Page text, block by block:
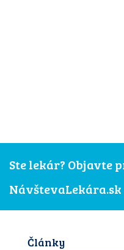
Ste lekár? Objavte
NávštevaLekára.sk
Články